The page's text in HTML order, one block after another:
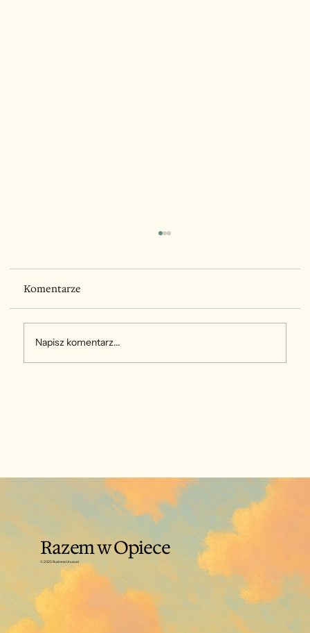
Komentarze
Napisz komentarz...
Razem w Opiece
© 2025 Business Unusual